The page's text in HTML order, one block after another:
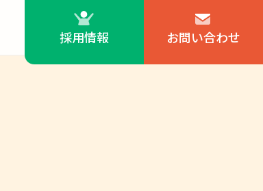
採用情報 お問い合わせ